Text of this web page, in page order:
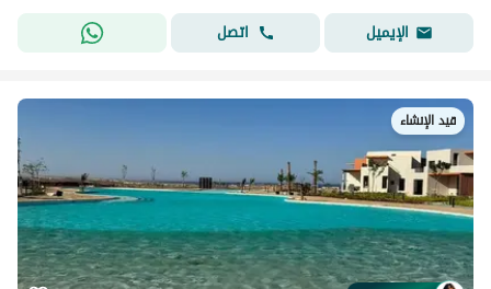
الإيميل
اتصل
قيد الإنشاء